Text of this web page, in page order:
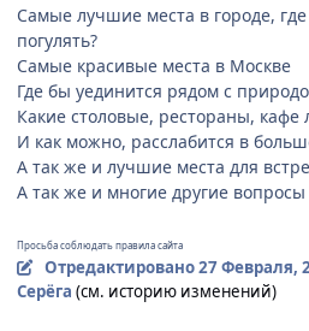
Самые лучшие места в городе,
погулять?
Самые красивые места в Москве
Где бы уединится рядом с
Какие столовые, рестораны, кафе
И как можно, расслабится в
А так же и лучшие места для
А так же и многие другие вопросы
Просьба соблюдать правила сайта
Отредактировано27 Февраля,
Серёга (см. историю изменений)